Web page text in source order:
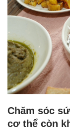
Chăm sóc
cơ thể còn